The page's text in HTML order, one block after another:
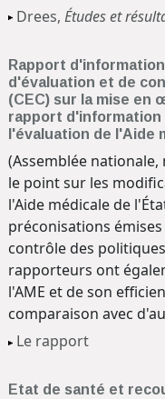
Drees, Études et
Rapport
d'évaluation et de
(CEC) sur la mise en
rapport d'information
l'évaluation de l'Aide
(Assemblée
le point sur les
l'Aide médicale de
préconisations
contrôle des politiques
rapporteurs ont
l'AME et de son
comparaison avec
Le rapport
Etat de santé et